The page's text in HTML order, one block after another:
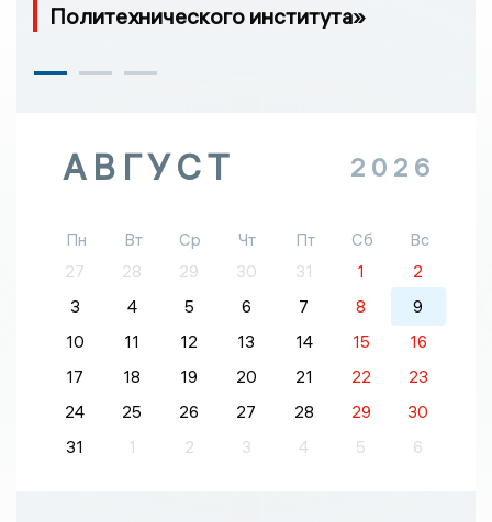
Политехнического института»
АВГУСТ 2026
Пн Вт Ср Чт Пт Сб
Вс
27
28 29 30 31 1
2
3
4 5 6 7 8
9
10
11 12 13 14 15
16
17
18 19 20 21 22
23
24
25 26 27 28 29
30
31
1 2 3 4 5 6